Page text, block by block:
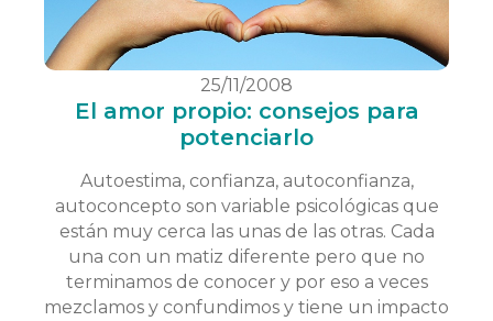
25/11/2008
El amor propio: consejos para
potenciarlo
Autoestima, confianza, autoconfianza,
autoconcepto son variable psicológicas que
están muy cerca las unas de las otras. Cada
una con un matiz diferente pero que no
terminamos de conocer y por eso a veces
mezclamos y confundimos y tiene un impacto